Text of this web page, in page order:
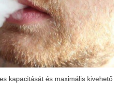
kapacitását és maximális kivehető